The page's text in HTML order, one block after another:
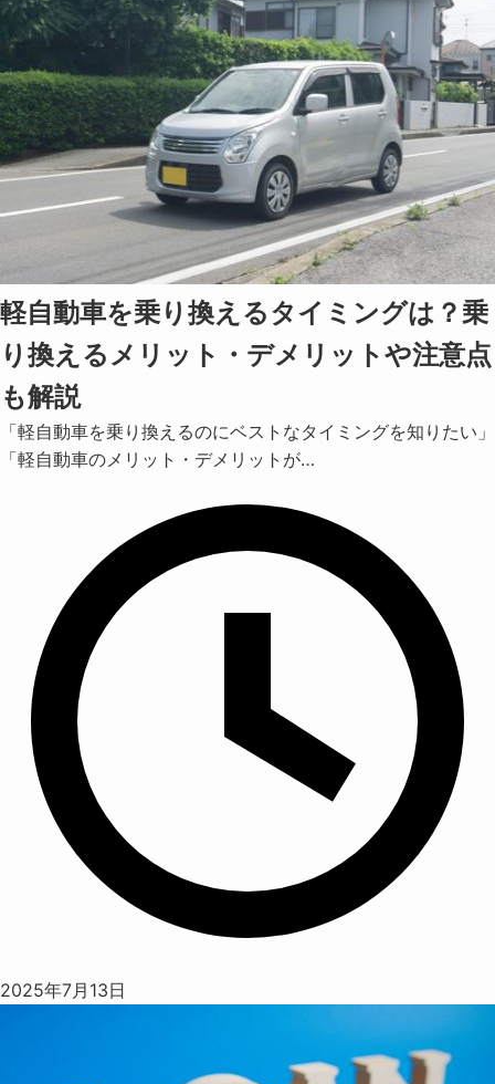
軽自動車を乗り換えるタイミングは？乗
り換えるメリット・デメリットや注意点
も解説
「軽自動車を乗り換えるのにベストなタイミングを知りたい」
「軽自動車のメリット・デメリットが…
2025年7月13日